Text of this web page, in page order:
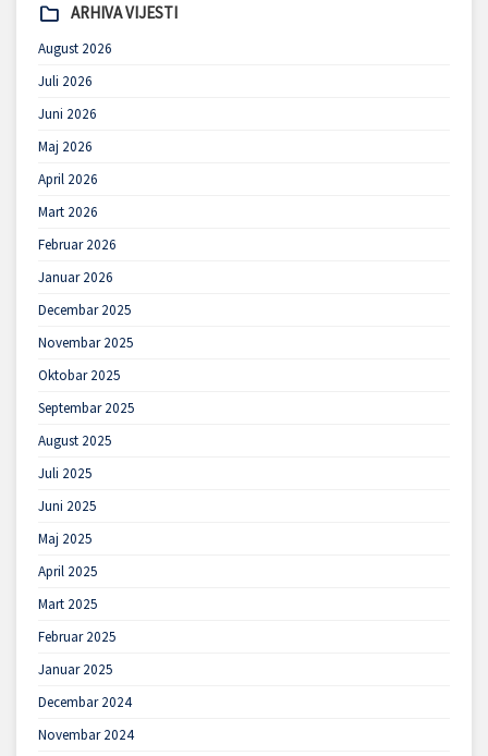
ARHIVA VIJESTI
August 2026
Juli 2026
Juni 2026
Maj 2026
April 2026
Mart 2026
Februar 2026
Januar 2026
Decembar 2025
Novembar 2025
Oktobar 2025
Septembar 2025
August 2025
Juli 2025
Juni 2025
Maj 2025
April 2025
Mart 2025
Februar 2025
Januar 2025
Decembar 2024
Novembar 2024